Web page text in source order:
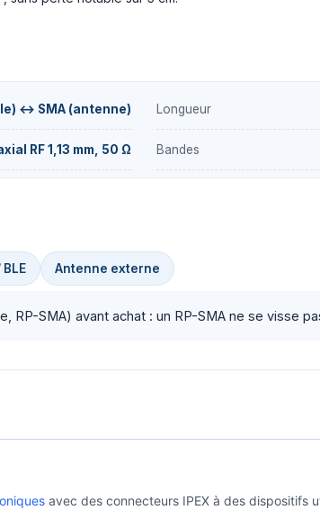
↔ SMA (antenne) Longueur
RF 1,13 mm, 50 Ω Bandes
BLE Antenne externe
SMA) avant achat : un RP-SMA ne se visse
avec des connecteurs IPEX à des dispositifs